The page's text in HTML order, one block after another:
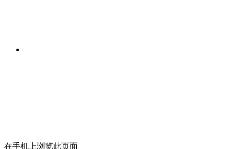
在手机上浏览此页面